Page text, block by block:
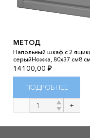
МЕТОД
Напольный шкаф с 2
серыйНожка, 80x37 см8 см
14100,00 ₽
ПОДРОБНЕЕ
Количество
товара